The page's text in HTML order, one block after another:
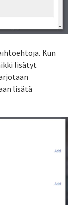
Kun
lisätyt
lisätä